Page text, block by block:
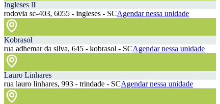
Ingleses II
rodovia sc-403, 6055 - ingleses - SCAgendar nessa unidade
Kobrasol
rua adhemar da silva, 645 - kobrasol - SCAgendar nessa unidade
Lauro Linhares
rua lauro linhares, 993 - trindade - SCAgendar nessa unidade